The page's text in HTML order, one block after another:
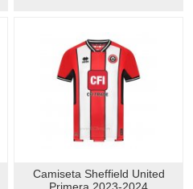
Camiseta Sheffield United